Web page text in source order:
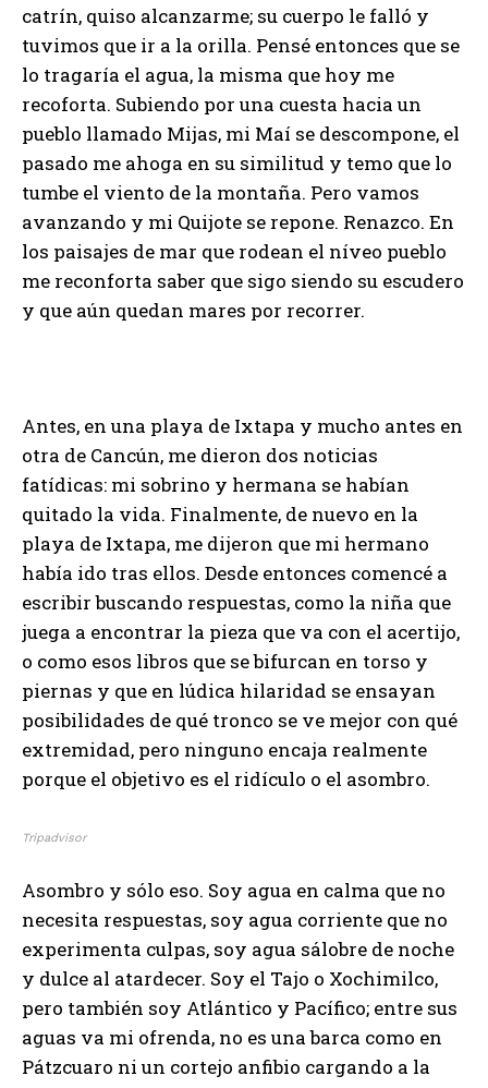
catrín, quiso alcanzarme; su cuerpo le falló y
tuvimos que ir a la orilla. Pensé entonces que se
lo tragaría el agua, la misma que hoy me
recoforta. Subiendo por una cuesta hacia un
pueblo llamado Mijas, mi Maí se descompone, el
pasado me ahoga en su similitud y temo que lo
tumbe el viento de la montaña. Pero vamos
avanzando y mi Quijote se repone. Renazco. En
los paisajes de mar que rodean el níveo pueblo
me reconforta saber que sigo siendo su escudero
y que aún quedan mares por recorrer.
Antes, en una playa de Ixtapa y mucho antes en
otra de Cancún, me dieron dos noticias
fatídicas: mi sobrino y hermana se habían
quitado la vida. Finalmente, de nuevo en la
playa de Ixtapa, me dijeron que mi hermano
había ido tras ellos. Desde entonces comencé a
escribir buscando respuestas, como la niña que
juega a encontrar la pieza que va con el acertijo,
o como esos libros que se bifurcan en torso y
piernas y que en lúdica hilaridad se ensayan
posibilidades de qué tronco se ve mejor con qué
extremidad, pero ninguno encaja realmente
porque el objetivo es el ridículo o el asombro.
Tripadvisor
Asombro y sólo eso. Soy agua en calma que no
necesita respuestas, soy agua corriente que no
experimenta culpas, soy agua sálobre de noche
y dulce al atardecer. Soy el Tajo o Xochimilco,
pero también soy Atlántico y Pacífico; entre sus
aguas va mi ofrenda, no es una barca como en
Pátzcuaro ni un cortejo anfibio cargando a la